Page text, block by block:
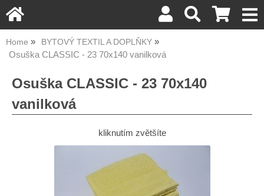
Home BYTOVÝ TEXTIL A DOPLŇKY
Osuška CLASSIC - 23 70x140 vanilková
Osuška CLASSIC - 23 70x140
vanilková
kliknutím zvětšíte